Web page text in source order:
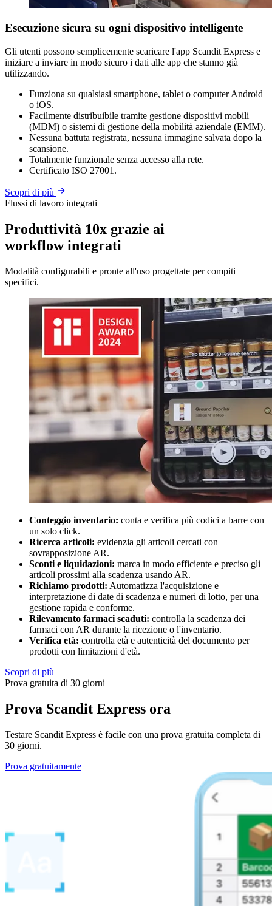
Esecuzione sicura su ogni dispositivo intelligente
Gli utenti possono semplicemente scaricare l'app Scandit Express e
iniziare a inviare in modo sicuro i dati alle app che stanno già
utilizzando.
Funziona su qualsiasi smartphone, tablet o computer Android
o iOS.
Facilmente distribuibile tramite gestione dispositivi mobili
(MDM) o sistemi di gestione della mobilità aziendale (EMM).
Nessuna battuta registrata, nessuna immagine salvata dopo la
scansione.
Totalmente funzionale senza accesso alla rete.
Certificato ISO 27001.
Scopri di più
Flussi di lavoro integrati
Produttività 10x grazie ai
workflow integrati
Modalità configurabili e pronte all'uso progettate per compiti
specifici.
Conteggio inventario: conta e verifica più codici a barre con
un solo click.
Ricerca articoli: evidenzia gli articoli cercati con
sovrapposizione AR.
Sconti e liquidazioni: marca in modo efficiente e preciso gli
articoli prossimi alla scadenza usando AR.
Richiamo prodotti: Automatizza l'acquisizione e
interpretazione di date di scadenza e numeri di lotto, per una
gestione rapida e conforme.
Rilevamento farmaci scaduti: controlla la scadenza dei
farmaci con AR durante la ricezione o l'inventario.
Verifica età: controlla età e autenticità del documento per
prodotti con limitazioni d'età.
Scopri di più
Prova gratuita di 30 giorni
Prova Scandit Express ora
Testare Scandit Express è facile con una prova gratuita completa di
30 giorni.
Prova gratuitamente